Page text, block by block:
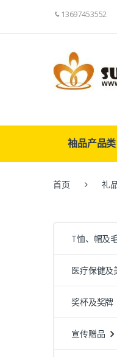
13697453552
袖品产品
首页 礼
T恤、帽及
医疗保健及
奖杯及奖牌
宣传赠品